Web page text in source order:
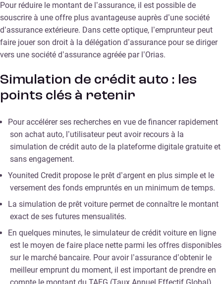
Pour réduire le montant de l’assurance, il est possible de
souscrire à une offre plus avantageuse auprès d’une société
d’assurance extérieure. Dans cette optique, l’emprunteur peut
faire jouer son droit à la délégation d’assurance pour se diriger
vers une société d’assurance agréée par l’Orias.
Simulation de crédit auto : les
points clés à retenir
Pour accélérer ses recherches en vue de financer rapidement
son achat auto, l’utilisateur peut avoir recours à la
simulation de crédit auto de la plateforme digitale gratuite et
sans engagement.
Younited Credit propose le prêt d’argent en plus simple et le
versement des fonds empruntés en un minimum de temps.
La simulation de prêt voiture permet de connaître le montant
exact de ses futures mensualités.
En quelques minutes, le simulateur de crédit voiture en ligne
est le moyen de faire place nette parmi les offres disponibles
sur le marché bancaire. Pour avoir l’assurance d’obtenir le
meilleur emprunt du moment, il est important de prendre en
compte le montant du TAEG (Taux Annuel Effectif Global)